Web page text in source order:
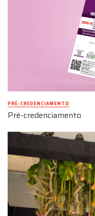
PRÉ-CREDENCIAMENTO
Pré-credenciamento